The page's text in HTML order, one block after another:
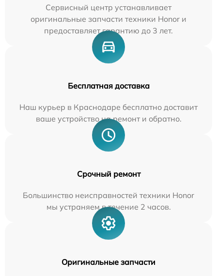
Сервисный центр устанавливает
оригинальные запчасти техники Honor и
предоставляет гарантию до 3 лет.
Бесплатная доставка
Наш курьер в Краснодаре бесплатно доставит
ваше устройство на ремонт и обратно.
Срочный ремонт
Большинство неисправностей техники Honor
мы устраняем в течение 2 часов.
Оригинальные запчасти